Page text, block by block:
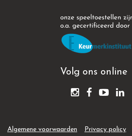
Volg ons online
Algemene voorwaarden Privacy policy